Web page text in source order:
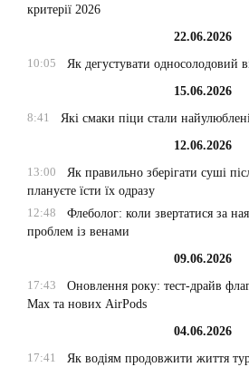
критерії 2026
22.06.2026
10:05
Як дегустувати односолодовий
15.06.2026
8:41
Які смаки піци стали
12.06.2026
13:00
Як правильно зберігати суші
плануєте їсти їх одразу
12:48
Флеболог: коли звертатися за
проблем із венами
09.06.2026
17:43
Оновлення року: тест-драйв
Max та нових AirPods
04.06.2026
17:41
Як водіям продовжити життя